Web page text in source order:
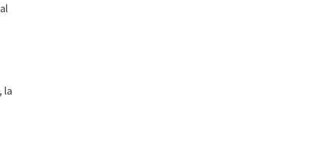
la